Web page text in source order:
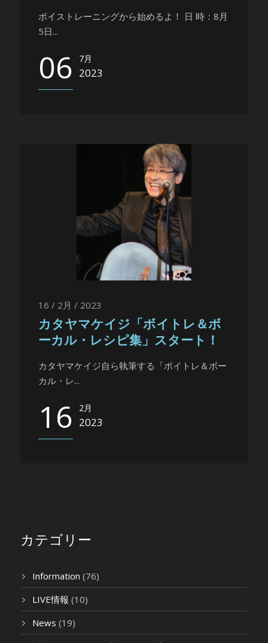
ボイストレーニングから始めるよ！ 日 時：8月
5日...
06 7月
2023
16 / 2月 / 2023
カタヤマケイジ「ボイトレ＆ボ
ーカル・レシピ集」スタート！
カタヤマケイジ自ら執筆する「ボイトレ＆ボー
カル・レ...
16 2月
2023
カテゴリー
Information (76)
LIVE情報 (10)
News (19)